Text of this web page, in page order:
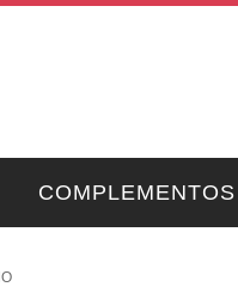
COMPLEMENTOS